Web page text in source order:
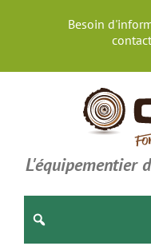
Besoin
L'équipementier